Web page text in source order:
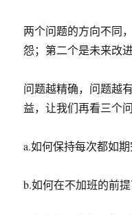
两个问题的方向不同
怨；第二个是未来改
问题越精确，问题越
益，让我们再看三个问
a.如何保持每次都如期
b.如何在不加班的前